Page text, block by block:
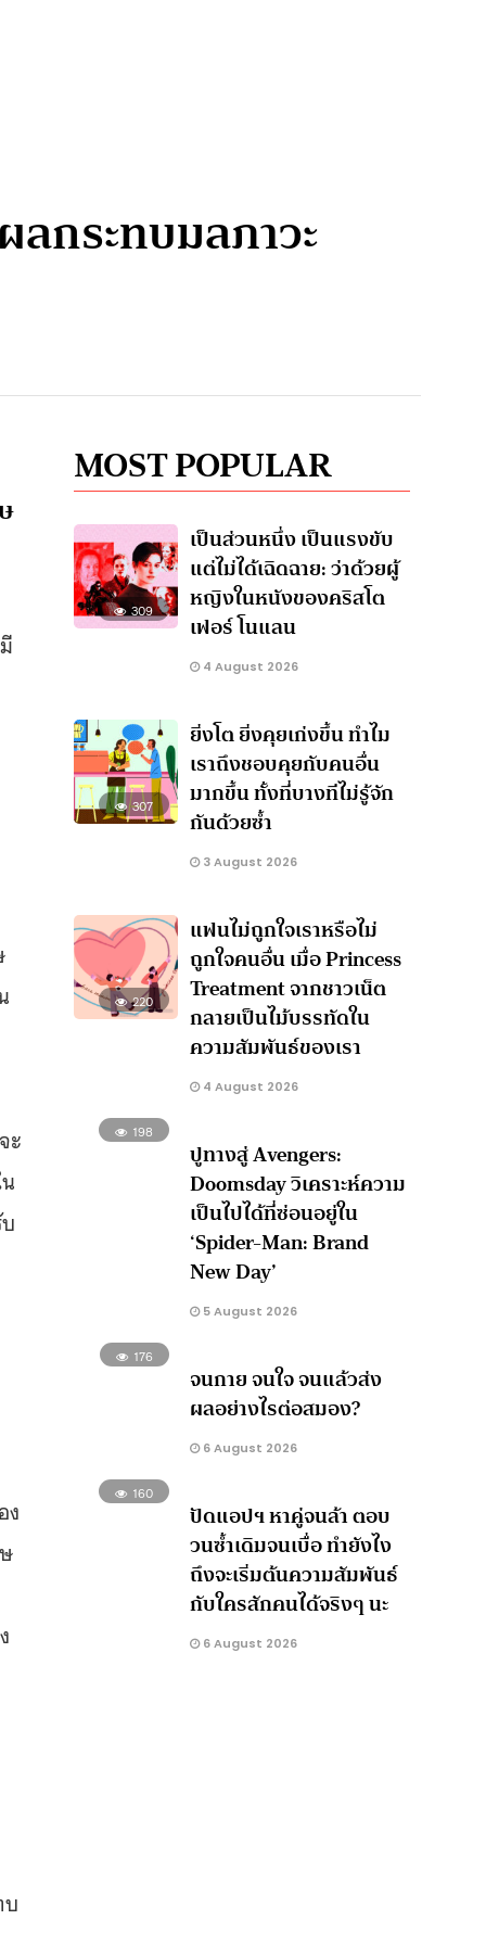
ลกระทบมลภาวะ
ะ
ง
บ
MOST POPULAR
309
เป็นส่วนหนึ่ง เป็นแรงขับ
แต่ไม่ได้เฉิดฉาย: ว่าด้วยผู้
หญิงในหนังของคริสโต
เฟอร์ โนแลน
4 August 2026
307
ยิ่งโต ยิ่งคุยเก่งขึ้น ทำไม
เราถึงชอบคุยกับคนอื่น
มากขึ้น ทั้งที่บางทีไม่รู้จัก
กันด้วยซ้ำ
3 August 2026
220
แฟนไม่ถูกใจเราหรือไม่
ถูกใจคนอื่น เมื่อ Princess
Treatment จากชาวเน็ต
กลายเป็นไม้บรรทัดใน
ความสัมพันธ์ของเรา
4 August 2026
198
ปูทางสู่ Avengers:
Doomsday วิเคราะห์ความ
เป็นไปได้ที่ซ่อนอยู่ใน
‘Spider-Man: Brand
New Day’
5 August 2026
176
จนกาย จนใจ จนแล้วส่ง
ผลอย่างไรต่อสมอง?
6 August 2026
160
ปัดแอปฯ หาคู่จนล้า ตอบ
วนซ้ำเดิมจนเบื่อ ทำยังไง
ถึงจะเริ่มต้นความสัมพันธ์
กับใครสักคนได้จริงๆ นะ
6 August 2026